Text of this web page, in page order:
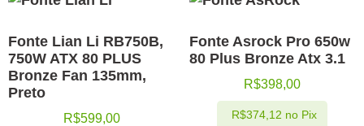
Fonte Lian Li RB750B,
750W ATX 80 PLUS
Bronze Fan 135mm,
Preto
R$599,00
Fonte Asrock Pro 650w
80 Plus Bronze Atx 3.1
R$398,00
R$374,12 no Pix